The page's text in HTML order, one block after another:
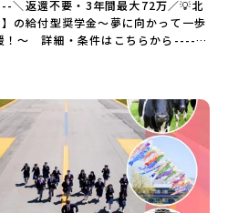
んなデザインにする？” そんなふう
の大切なポイントです。ここで出
や「未来」につながるかもしれま
ょっと特別な体験を、ぜひ楽しん
イント体験プログラム内容（予
ンテーション・自己紹介ワーク」
をまなぶ！「セラミック科」のま
をまなぶ！「デザイン科」のまなび
-有田の歴史ある名所巡り -有田
有田焼絵付けアクティビティ」 -職
の「絵付け」体験ワークショップ
で楽しもう！BBQ」 -BBQづく
返還不要・3年間最大72万／💡北
の給付型奨学金～夢に向かって一歩
！～ 詳細・条件はこちらから------
・宿泊費が無料＞累計3,000万
ゴールデンカムイ」の実写版映画
ヌ文化継承の地」で自然や食を体験
域の暮らしが気になる。いつか留
の歴史や、マンガに登場する世界を
然が好きでもっと触れてあそびた
におすすめ！「おためし地域留学体
連携し、地域の枠を超えて学校生活
チ体験できるプログラムです。はじ